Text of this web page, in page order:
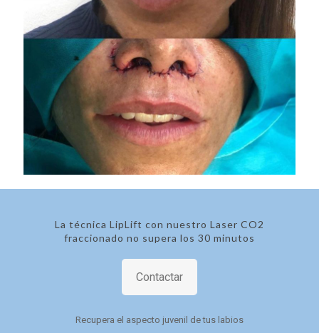
La técnica LipLift con nuestro Laser CO2
fraccionado no supera los 30 minutos
Contactar
Recupera el aspecto juvenil de tus labios